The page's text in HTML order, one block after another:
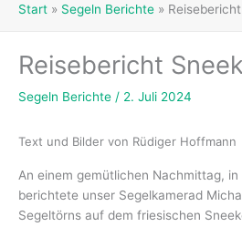
Start Segeln Berichte
Reisebericht
Segeln Berichte / 2. Juli 2024
Text und Bilder von Rüdiger Hoffmann
An einem gemütlichen Nachmittag,
berichtete unser Segelkamerad
Segeltörns auf dem friesischen